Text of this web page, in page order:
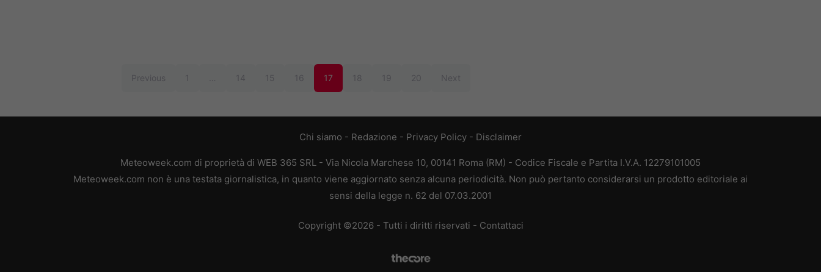
Previous 1 14 15 16 17 18 19 20 Next
Chi siamo - Redazione - Privacy Policy - Disclaimer
Meteoweek.com di proprietà di WEB 365 SRL - Via Nicola Marchese 10, 00141 Roma (RM) - Codice Fiscale e Partita I.V.A. 12279101005
Meteoweek.com non è una testata giornalistica, in quanto viene aggiornato senza alcuna periodicità. Non può pertanto considerarsi un prodotto editoriale ai
sensi della legge n. 62 del 07.03.2001
Copyright ©2026 - Tutti i diritti riservati - Contattaci